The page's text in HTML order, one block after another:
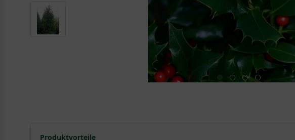
Produktvorteile